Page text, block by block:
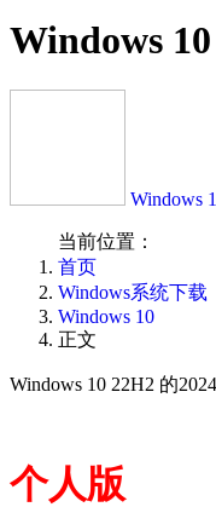
Windows
Windows
当前位置：
首页
Windows系统下载
Windows 10
正文
Windows 10 22H2 的
个人版